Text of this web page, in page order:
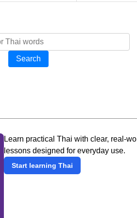
Search
Learn practical Thai with clear, real-
lessons designed for everyday use.
Start learning Thai